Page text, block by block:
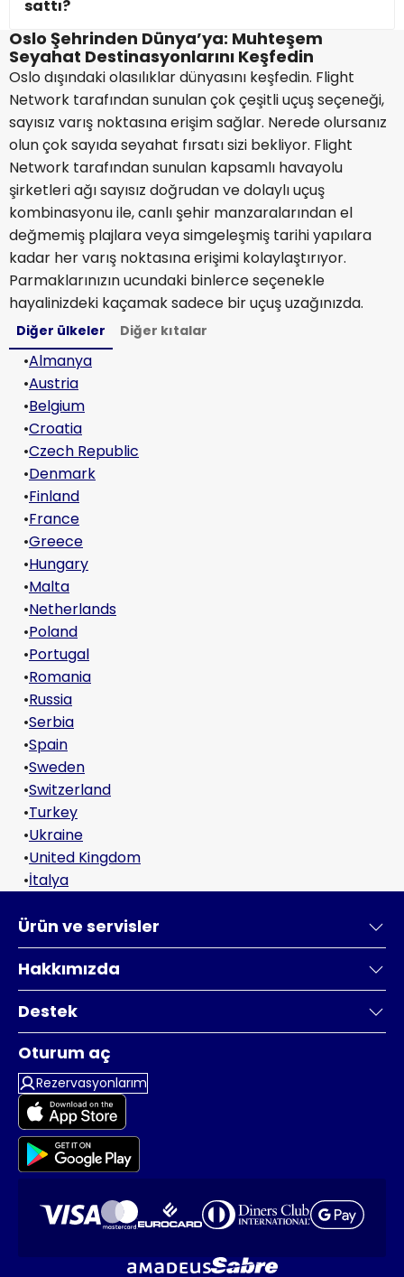
sattı?
Oslo Şehrinden Dünya’ya: Muhteşem
Seyahat Destinasyonlarını Keşfedin
Oslo dışındaki olasılıklar dünyasını keşfedin. Flight
Network tarafından sunulan çok çeşitli uçuş seçeneği,
sayısız varış noktasına erişim sağlar. Nerede olursanız
olun çok sayıda seyahat fırsatı sizi bekliyor. Flight
Network tarafından sunulan kapsamlı havayolu
şirketleri ağı sayısız doğrudan ve dolaylı uçuş
kombinasyonu ile, canlı şehir manzaralarından el
değmemiş plajlara veya simgeleşmiş tarihi yapılara
kadar her varış noktasına erişimi kolaylaştırıyor.
Parmaklarınızın ucundaki binlerce seçenekle
hayalinizdeki kaçamak sadece bir uçuş uzağınızda.
Diğer ülkeler Diğer kıtalar
•Almanya
•Austria
•Belgium
•Croatia
•Czech Republic
•Denmark
•Finland
•France
•Greece
•Hungary
•Malta
•Netherlands
•Poland
•Portugal
•Romania
•Russia
•Serbia
•Spain
•Sweden
•Switzerland
•Turkey
•Ukraine
•United Kingdom
•İtalya
Ürün ve servisler
Hakkımızda
Destek
Oturum aç
Rezervasyonlarım